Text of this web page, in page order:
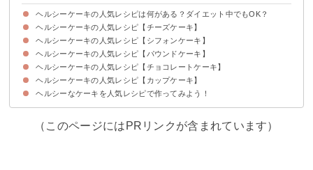
ヘルシーケーキの人気レシピは何がある？ダイエット中でもOK？
太りにくいケーキや材料を選べば大丈夫
ヘルシーケーキの人気レシピ【チーズケーキ】
①さつまいもを使ったチーズケーキ
②抹茶味のバスクチーズケーキ
③ヨーグルトとおからのかぼちゃのチーズケーキ
④グルテンフリーのバスクチーズケーキ
⑤豆腐を使ったチーズケーキ
⑥カッテージチーズを使った低カロリーチーズケーキ
⑦豆腐で作るレアチーズケーキ
ヘルシーケーキの人気レシピ【シフォンケーキ】
①優しい味わいの蜂蜜きなこシフォンケーキ
②紅茶のおからシフォン
③オートミールとバナナのシフォンケーキ
④低脂質のココアシフォンケーキ
⑤材料5個だけの紅茶シフォン
⑥紙コップで作るさつまいもシフォン
⑦米粉を使った紅茶シフォン
ヘルシーケーキの人気レシピ【パウンドケーキ】
①豆腐を使ったバナナチョコチップパウンド
②オートミールとさつまいものパウンドケーキ
③ホットケーキミックスを使って簡単マーブルパウンド
④オートミール紅茶パウンド
⑤ケトジェニック向けのもっちりデーツ入りパウンドケーキ
⑥米粉と抹茶の和風パウンド
ヘルシーケーキの人気レシピ【チョコレートケーキ】
①もちもち豆腐のチョコケーキ
②スーパーカップを使って作るレンチンガトーショコラ
③誕生日にもおすすめのおからパウダーチョコケーキ
④砂糖と油不使用の濃厚ブラウニー
⑤大人の米粉チョコケーキ
⑥材料4つの簡単チョコケーキ
⑦オートミールのチョコケーキ
ヘルシーケーキの人気レシピ【カップケーキ】
①混ぜて焼くだけ簡単チョコカップケーキ
②ブルーベリー入りのオートミールカップケーキ
③爽やかレモンのカップケーキ
④優しい甘さの人参カップケーキ
⑤優しい甘さの緑茶カップケーキ
⑥乳製品不使用のプルーンカップケーキ
ヘルシーなケーキを人気レシピで作ってみよう！
（このページにはPRリンクが含まれています）